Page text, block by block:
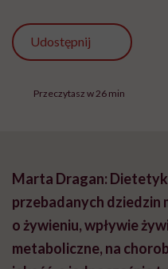
Udostępnij
Przeczytasz w 26 min
Marta Dragan:
przebadanych dziedzin
o żywieniu, wpływie
metaboliczne, na